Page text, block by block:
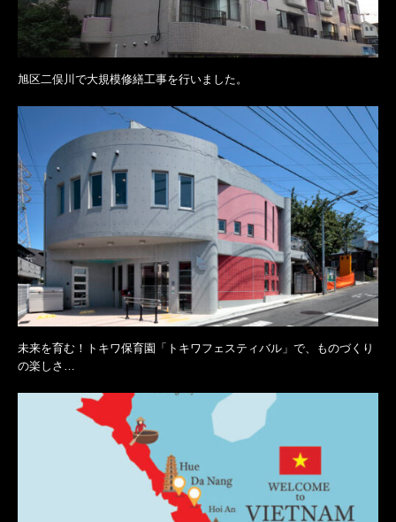
旭区二俣川で大規模修繕工事を行いました。
未来を育む！トキワ保育園「トキワフェスティバル」で、ものづくり
の楽しさ…